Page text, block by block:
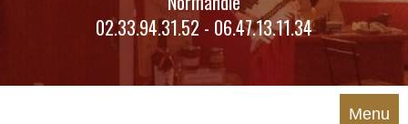
02.33.94.31.52 - 06.47.13.11.34
Menu